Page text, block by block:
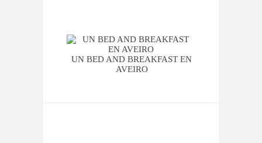
UN BED AND BREAKFAST EN
AVEIRO